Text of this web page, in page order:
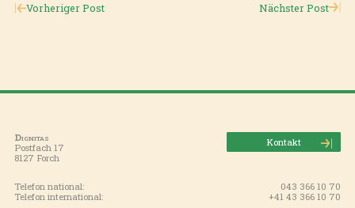
Vorheriger Post Nächster Post
Dignitas
Postfach 17
8127 Forch
Kontakt
Telefon national:
043 366 10 70
Telefon international:
+41 43 366 10 70